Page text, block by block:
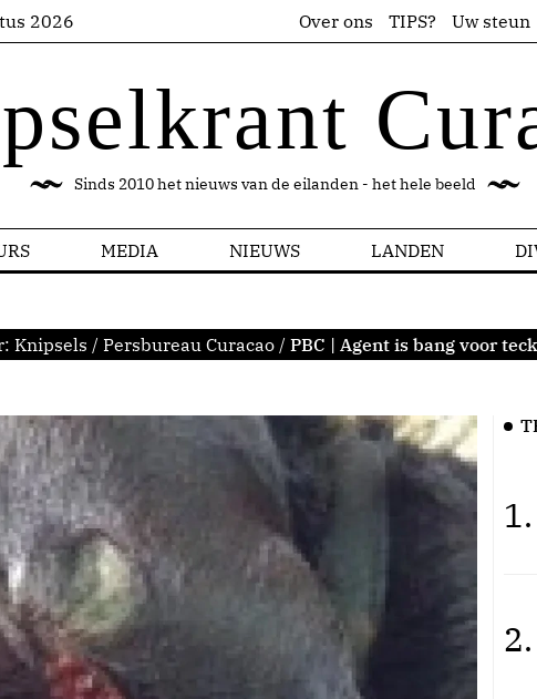
2026 Over ons TIPS? Uw steun
Sinds 2010 het nieuws van de eilanden - het hele beeld
MEDIA NIEUWS LANDEN
Knipsels / Persbureau Curacao / PBC | Agent is bang voor
1.
2.